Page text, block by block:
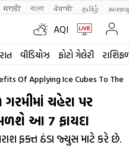
मराठी বাংলা ਪੰਜਾਬੀ தமிழ்
AQI
વીડિયોઝ ફોટો ગેલેરી
Of Applying Ice Cubes To The
ચહેરા પર
આ 7 ફાયદા
ફક્ત ઠંડા જ્યુસ માટે કરે છે.